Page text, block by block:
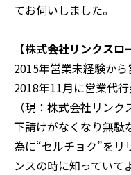
てお伺いしました。
【株式会社リンクスロ
2015年営業未経験から
2018年11月に営業代
（現：株式会社リン
下請けがなくなり無駄
為に“セルチョク”をリ
ンスの時に知っていて